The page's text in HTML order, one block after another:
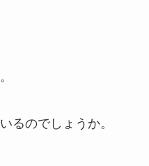
るのでしょうか。